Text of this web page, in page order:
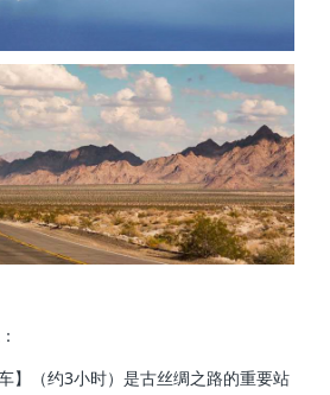
】（约3小时）是古丝绸之路的重要站